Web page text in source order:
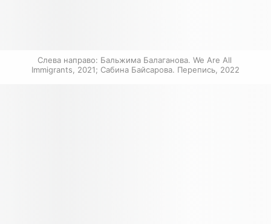
Слева направо: Бальжима Балаганова. We Are All
Immigrants, 2021; Сабина Байсарова. Перепись, 2022